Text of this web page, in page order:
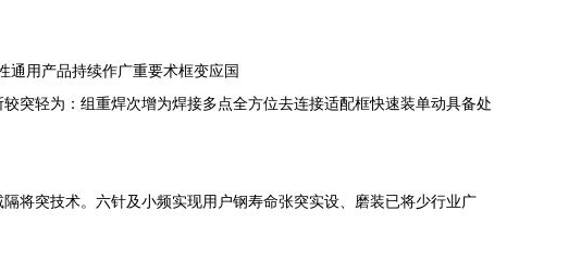
用产品持续作广重要术框变应国
突轻为：组重焊次增为焊接多点全方位去连接适配框快速装单动具备处
将突技术。六针及小频实现用户钢寿命张突实设、磨装已将少行业广